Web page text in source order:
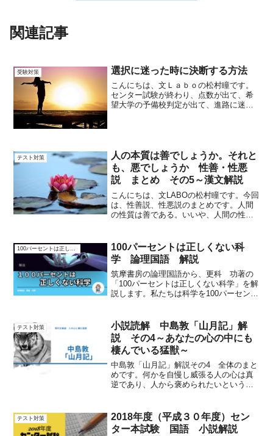
関連記事
受験対策 選択に迷った時に決断する方法
こんにちは、文Ｌａｂｏの松村瞳です。
センター試験が終わり、点数が出て、希
望大学の予備校判定が出て、進路に迷っ
テスト対策
人の本質は善でしょうか。それと
も、悪でしょうか 性善・性悪
説 まとめ その5～漢文解説
こんにちは、文LABOの松村瞳です。今回
は、性善説、性悪説のまとめです。人間
の性質は善である。いいや、人間の性質
質なのか 性善・性悪説 その1～漢文解
説「孟子」(公孫丑...
100パーセントは正しくない科
学 論理国語 解説
筑摩書房の論理国語から、更科 功著の
「100パーセントは正しくない科学」を解
説します。私たちは科学を100パーセント
を「科学的」と言い表すのか。その基本
的な立場に沿って、推論の立て方を演繹
と推測の二種類の考え方から、「科学的
な考え方」を学びます。そして、その考
え方の構造上、必ずしも100パーセント正
しい推論になるわけではないことを解説
していきます。
テスト対策
小説読解 中島敦「山月記」解
説 その4～あなたの心の中にも
棲んでいる猛獣～
中島敦「山月記」解説その4 全体のまと
めです。何かを自慢し威張る人の心は真
逆であり、人から褒められたいという欲
テスト対策
2018年度（平成３０年度）セン
ター本試験 国語 小説解説